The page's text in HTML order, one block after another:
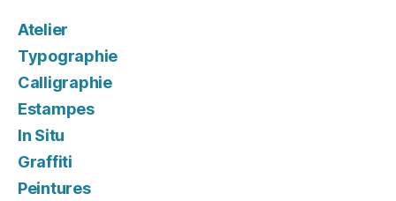
Atelier
Typographie
Calligraphie
Estampes
In Situ
Graffiti
Peintures